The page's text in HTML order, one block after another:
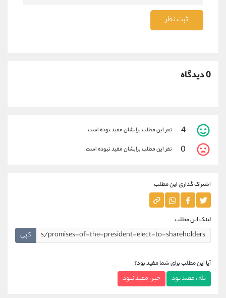
ثبت نظر
0 دیدگاه
4 نفر این مطلب برایشان مفید بوده است.
0 نفر این مطلب برایشان مفید نبوده است.
اشتراک گذاری این مطلب
لینک این مطلب
کپی
آیا این مطلب برای شما مفید بود؟
بله ، مفید بود خیر ، مفید نبود